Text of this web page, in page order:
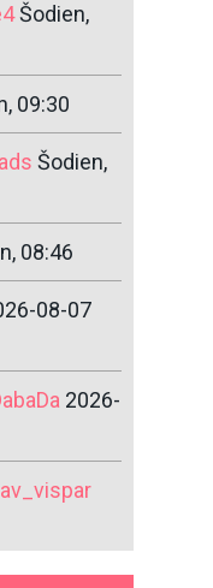
Šodien,
09:30
Šodien,
08:46
08-07
2026-